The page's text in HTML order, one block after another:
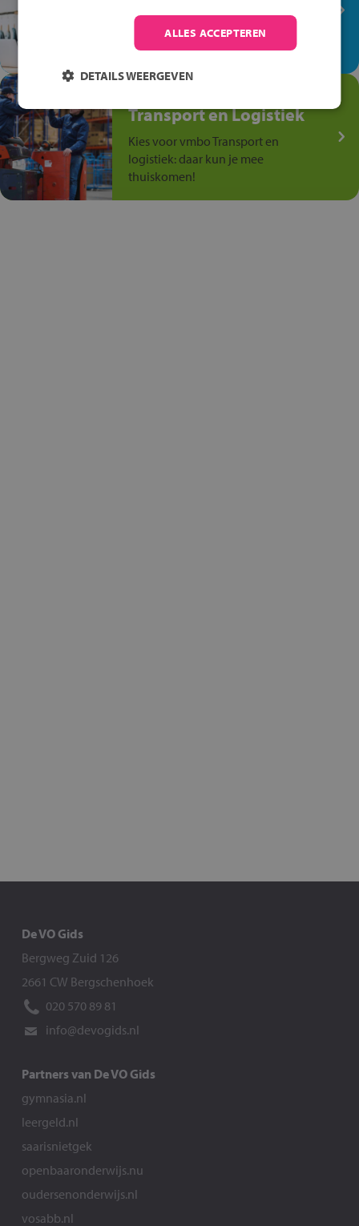
Ontdek via het vmbo jouw talent
op de winkelvloer, waar elke dag
anders is!
Transport en Logistiek
Kies voor vmbo Transport en
logistiek: daar kun je mee
thuiskomen!
De VO Gids
Bergweg Zuid 126
2661 CW Bergschenhoek
020 570 89 81
info@devogids.nl
Partners van De VO Gids
gymnasia.nl
leergeld.nl
saarisnietgek
openbaaronderwijs.nu
oudersenonderwijs.nl
vosabb.nl
ALLES ACCEPTEREN
DETAILS WEERGEVEN